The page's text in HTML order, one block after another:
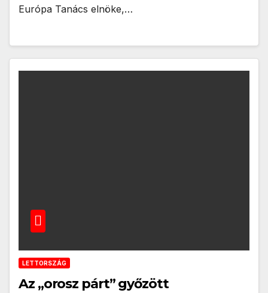
Európa Tanács elnöke,…
LETTORSZÁG
Az „orosz párt” győzött